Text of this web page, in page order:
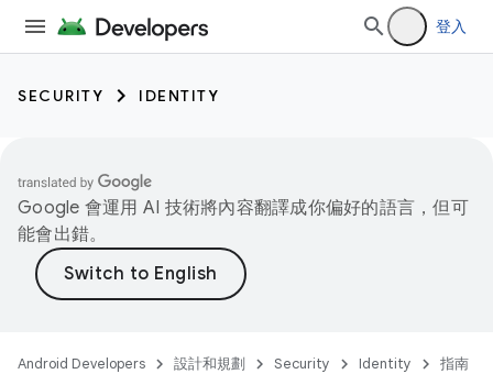
登入
SECURITY IDENTITY
Google 會運用 AI 技術將內容翻譯成你偏好的語言，但可
能會出錯。
Android Developers 設計和規劃 Security Identity 指南